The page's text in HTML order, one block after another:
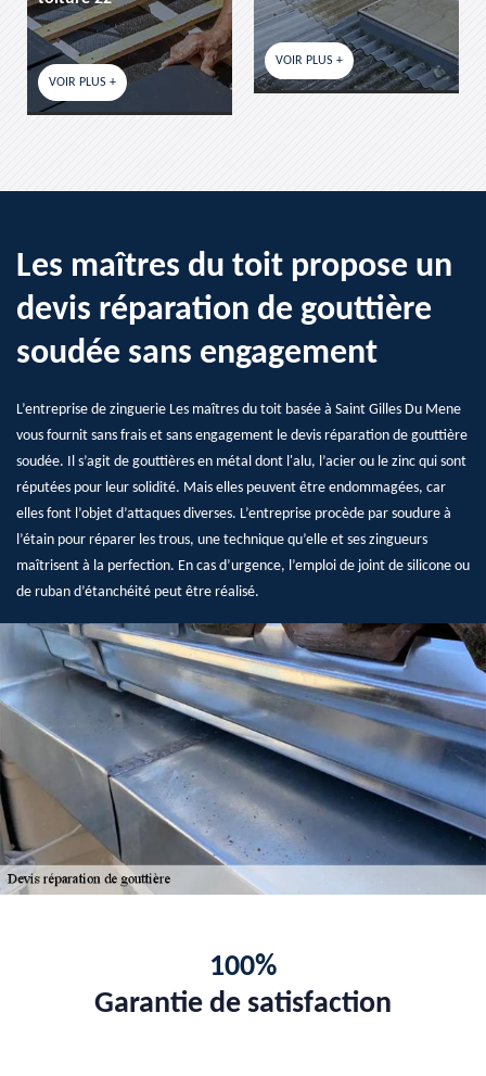
VOIR PLUS + VOIR PLUS +
Les maîtres du toit propose un
devis réparation de gouttière
soudée sans engagement
L’entreprise de zinguerie Les maîtres du toit basée à Saint Gilles Du Mene
vous fournit sans frais et sans engagement le devis réparation de gouttière
soudée. Il s’agit de gouttières en métal dont l'alu, l’acier ou le zinc qui sont
réputées pour leur solidité. Mais elles peuvent être endommagées, car
elles font l’objet d’attaques diverses. L’entreprise procède par soudure à
l’étain pour réparer les trous, une technique qu’elle et ses zingueurs
maîtrisent à la perfection. En cas d’urgence, l’emploi de joint de silicone ou
de ruban d’étanchéité peut être réalisé.
100%
Garantie de satisfaction